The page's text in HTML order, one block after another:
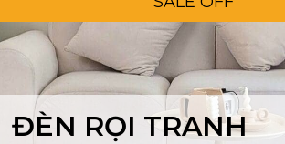
ĐÈN RỌI TRANH